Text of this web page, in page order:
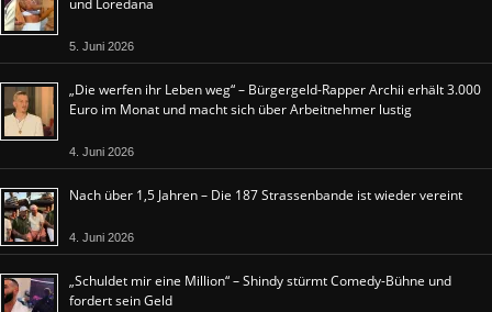
und Loredana
5. Juni 2026
„Die werfen ihr Leben weg“ – Bürgergeld-Rapper Archii erhält 3.000
Euro im Monat und macht sich über Arbeitnehmer lustig
4. Juni 2026
Nach über 1,5 Jahren – Die 187 Strassenbande ist wieder vereint
4. Juni 2026
„Schuldet mir eine Million“ – Shindy stürmt Comedy-Bühne und
fordert sein Geld